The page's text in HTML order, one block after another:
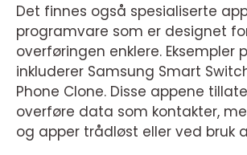
Det finnes også spesialiserte
programvare som er designet
overføringen enklere. Eksempler
inkluderer Samsung Smart
Phone Clone. Disse appene
overføre data som kontakter,
og apper trådløst eller ved bruk